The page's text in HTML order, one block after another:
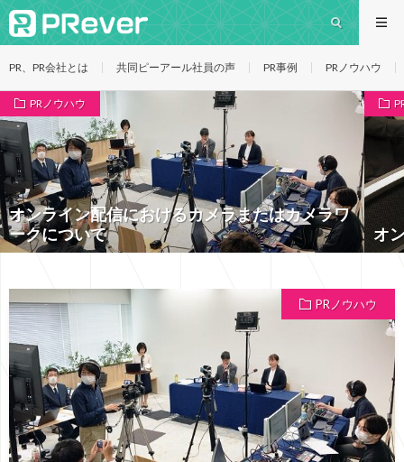
PR、PR会社とは 共同ピーアール社員の声 PR事例 PRノウハウ
PRノウハウ
オンライン配信におけるカメラまたはカメラワ
ークについて
オ
PRノウハウ